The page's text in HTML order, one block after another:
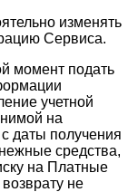
изменять
Сервиса.
момент подать
учетной
на
даты получения
средства,
на Платные
не